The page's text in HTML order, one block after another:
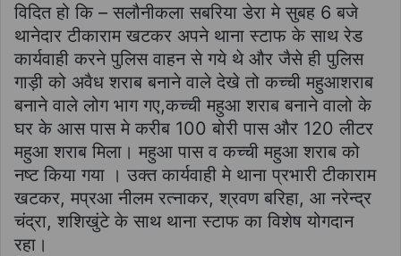
विदित हो कि – सलौनीकला सबरिया डेरा मे सुबह 6 बजे
थानेदार टीकाराम खटकर अपने थाना स्टाफ के साथ रेड
कार्यवाही करने पुलिस वाहन से गये थे और जैसे ही पुलिस
गाड़ी को अवैध शराब बनाने वाले देखे तो कच्ची महुआशराब
बनाने वाले लोग भाग गए,कच्ची महुआ शराब बनाने वालो के
घर के आस पास मे करीब 100 बोरी पास और 120 लीटर
महुआ शराब मिला। महुआ पास व कच्ची महुआ शराब को
नष्ट किया गया । उक्त कार्यवाही मे थाना प्रभारी टीकाराम
खटकर, मप्रआ नीलम रत्नाकर, श्रवण बरिहा, आ नरेन्द्र
चंद्रा, शशिखुंटे के साथ थाना स्टाफ का विशेष योगदान
रहा।